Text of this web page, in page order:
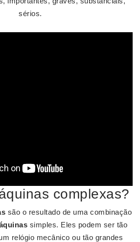
sérios.
complexas?
são o resultado de uma combinação
simples. Eles podem ser tão
relógio mecânico ou tão grandes